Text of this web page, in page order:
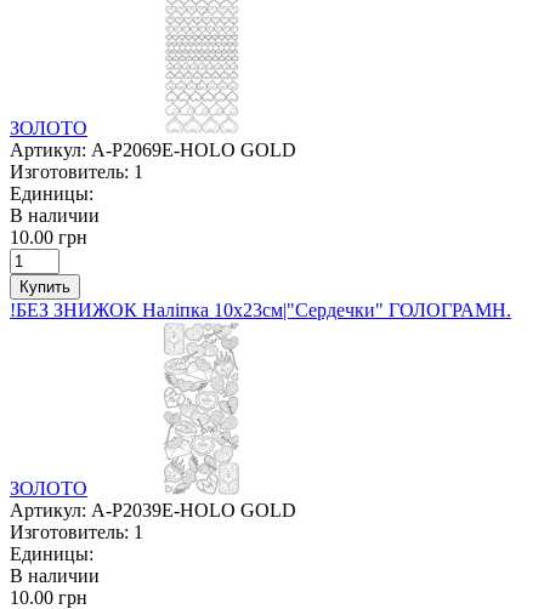
ЗОЛОТО
Артикул: A-P2069E-HOLO GOLD
Изготовитель: 1
Единицы:
В наличии
10.00 грн
Купить
!БЕЗ ЗНИЖОК Наліпка 10х23см|"Сердечки" ГОЛОГРАМН.
ЗОЛОТО
Артикул: A-P2039E-HOLO GOLD
Изготовитель: 1
Единицы:
В наличии
10.00 грн